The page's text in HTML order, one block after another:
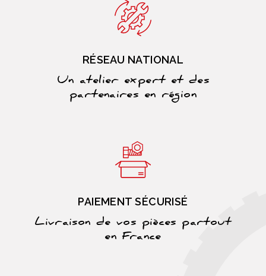
RÉSEAU NATIONAL
Un atelier expert et des
partenaires en région
PAIEMENT SÉCURISÉ
Livraison de vos pièces partout
en France